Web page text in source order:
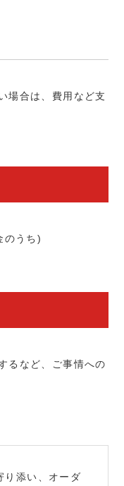
場合は、費用など支
のうち)
るなど、ご事情への
り添い、オーダ